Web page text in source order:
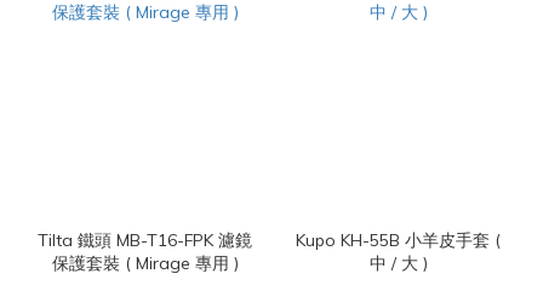
Tilta 鐵頭 MB-T16-FPK 濾鏡
保護套裝 ( Mirage 專用 )
Kupo KH-55B 小羊皮手套 (
中 / 大 )